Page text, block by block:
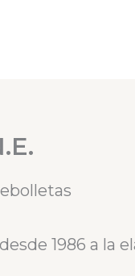
1986 a la